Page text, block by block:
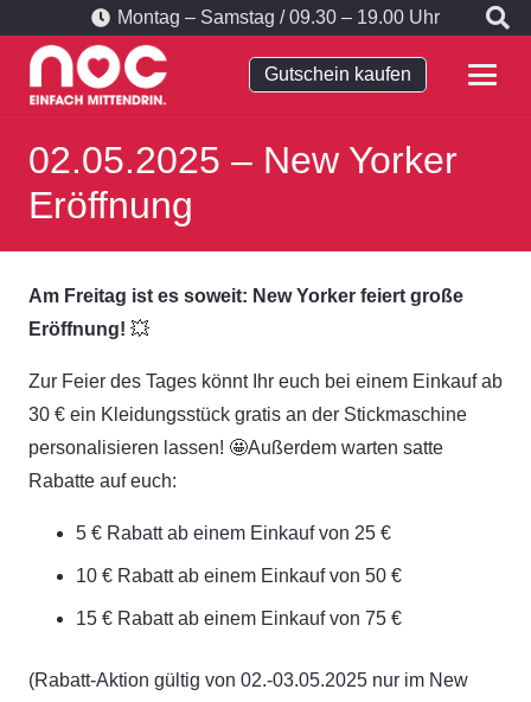
Montag – Samstag / 09.30 – 19.00 Uhr
Gutschein kaufen
02.05.2025 – New Yorker
Eröffnung
Am Freitag ist es soweit: New Yorker feiert große
Eröffnung! 💥
Zur Feier des Tages könnt Ihr euch bei einem Einkauf ab
30 € ein Kleidungsstück gratis an der Stickmaschine
personalisieren lassen! 🤩Außerdem warten satte
Rabatte auf euch:
5 € Rabatt ab einem Einkauf von 25 €
10 € Rabatt ab einem Einkauf von 50 €
15 € Rabatt ab einem Einkauf von 75 €
(Rabatt-Aktion gültig von 02.-03.05.2025 nur im New